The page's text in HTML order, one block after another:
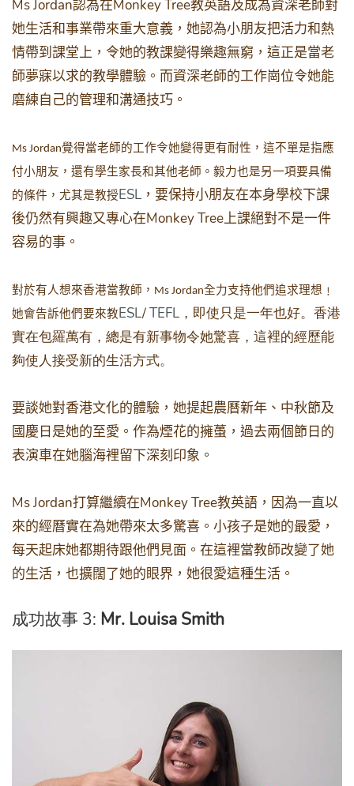
Ms Jordan認為在Monkey Tree教英語及成為資深老師對
她生活和事業帶來重大意義，她認為小朋友把活力和熱
情帶到課堂上，令她的教課變得樂趣無窮，這正是當老
師夢寐以求的教學體驗。而資深老師的工作崗位令她能
磨練自己的管理和溝通技巧。
Ms Jordan覺得當老師的工作令她變得更有耐性，這不單是指應
付小朋友，還有學生家長和其他老師。毅力也是另一項要具備
的條件，尤其是教授ESL ，要保持小朋友在本身學校下課
後仍然有興趣又專心在Monkey Tree上課絕對不是一件
容易的事。
對於有人想來香港當教師， Ms Jordan全力支持他們追求理想﹗
她會告訴他們要來教ESL/TEFL ，即使只是一年也好。香港
實在包羅萬有，總是有新事物令她驚喜，這裡的經歷能
夠使人接受新的生活方式。
要談她對香港文化的體驗，她提起農曆新年、中秋節及
國慶日是她的至愛。作為煙花的擁蠆，過去兩個節日的
表演車在她腦海裡留下深刻印象。
Ms Jordan打算繼續在Monkey Tree教英語，因為一直以
來的經曆實在為她帶來太多驚喜。小孩子是她的最愛，
每天起床她都期待跟他們見面。在這裡當教師改變了她
的生活，也擴闊了她的眼界，她很愛這種生活。
成功故事 3: Mr. Louisa Smith